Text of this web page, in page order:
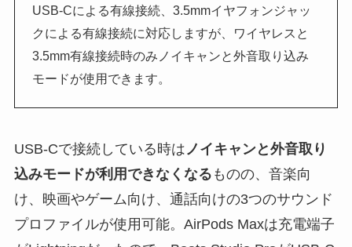
USB-Cによる有線接続、3.5mmイヤフォンジャッ
クによる有線接続に対応しますが、ワイヤレスと
3.5mm有線接続時のみノイキャンと外音取り込み
モードが使用できます。
USB-Cで接続している時は ノイキャンと外音取り
込みモードが利用できなくなる ものの、音楽向
け、映画やゲーム向け、通話向けの3つのサウンド
プロファイルが使用可能。AirPods Maxは充電端子